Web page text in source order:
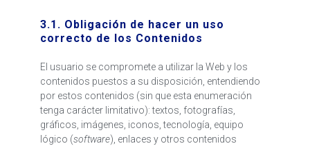
3.1. Obligación de hacer un uso
correcto de los Contenidos
El usuario se compromete a utilizar la Web y los
contenidos puestos a su disposición, entendiendo
por estos contenidos (sin que esta enumeración
tenga carácter limitativo): textos, fotografías,
gráficos, imágenes, iconos, tecnología, equipo
lógico (software), enlaces y otros contenidos